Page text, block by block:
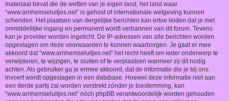
materiaal bevat die de wetten van je eigen land, het land waar
“www.arnhemseluitjes.net” is gehost of internationale wetgeving kunnen
schenden. Het plaatsen van dergelijke berichten kan ertoe leiden dat je met
onmiddellijke ingang en permanent wordt verbannen van dit forum. Tevens
kan je provider worden ingelicht. De IP-adressen van alle berichten worden
opgeslagen om deze voorwaarden te kunnen waarborgen. Je gaat er mee
akkoord dat “www.arnhemseluitjes.net” het recht heeft om ieder onderwerp te
verwijderen, te wijzigen, te sluiten of te verplaatsen wanneer zij dit nodig
achten. Als gebruiker ga je ermee akkoord, dat de informatie die je bij ons
invoert wordt opgeslagen in een database. Hoewel deze informatie niet aan
een derde partij zal worden verstrekt zónder je toestemming, kan
“www.arnhemseluitjes.net” nóch phpBB verantwoordelijk worden gehouden